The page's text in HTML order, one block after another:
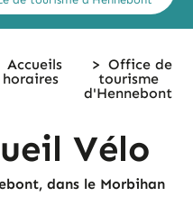
Accueils
> Office de
tourisme
d'Hennebont
Vélo
dans le Morbihan